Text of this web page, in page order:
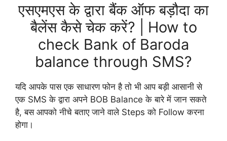
एसएमएस के द्वारा बैंक ऑफ बड़ौदा का
बैलेंस कैसे चेक करें? | How to
check Bank of Baroda
balance through SMS?
यदि आपके पास एक साधारण फोन है तो भी आप बड़ी आसानी से
एक SMS के द्वारा अपने BOB Balance के बारे में जान सकते
है, बस आपको नीचे बताए जाने वाले Steps को Follow करना
होगा।